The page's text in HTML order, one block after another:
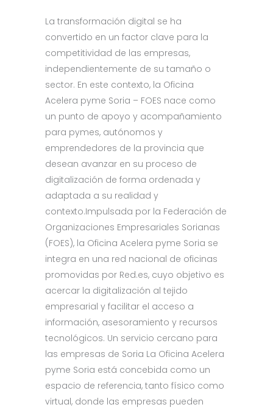
La transformación digital se ha
convertido en un factor clave para la
competitividad de las empresas,
independientemente de su tamaño o
sector. En este contexto, la Oficina
Acelera pyme Soria – FOES nace como
un punto de apoyo y acompañamiento
para pymes, autónomos y
emprendedores de la provincia que
desean avanzar en su proceso de
digitalización de forma ordenada y
adaptada a su realidad y
contexto.Impulsada por la Federación de
Organizaciones Empresariales Sorianas
(FOES), la Oficina Acelera pyme Soria se
integra en una red nacional de oficinas
promovidas por Red.es, cuyo objetivo es
acercar la digitalización al tejido
empresarial y facilitar el acceso a
información, asesoramiento y recursos
tecnológicos. Un servicio cercano para
las empresas de Soria La Oficina Acelera
pyme Soria está concebida como un
espacio de referencia, tanto físico como
virtual, donde las empresas pueden